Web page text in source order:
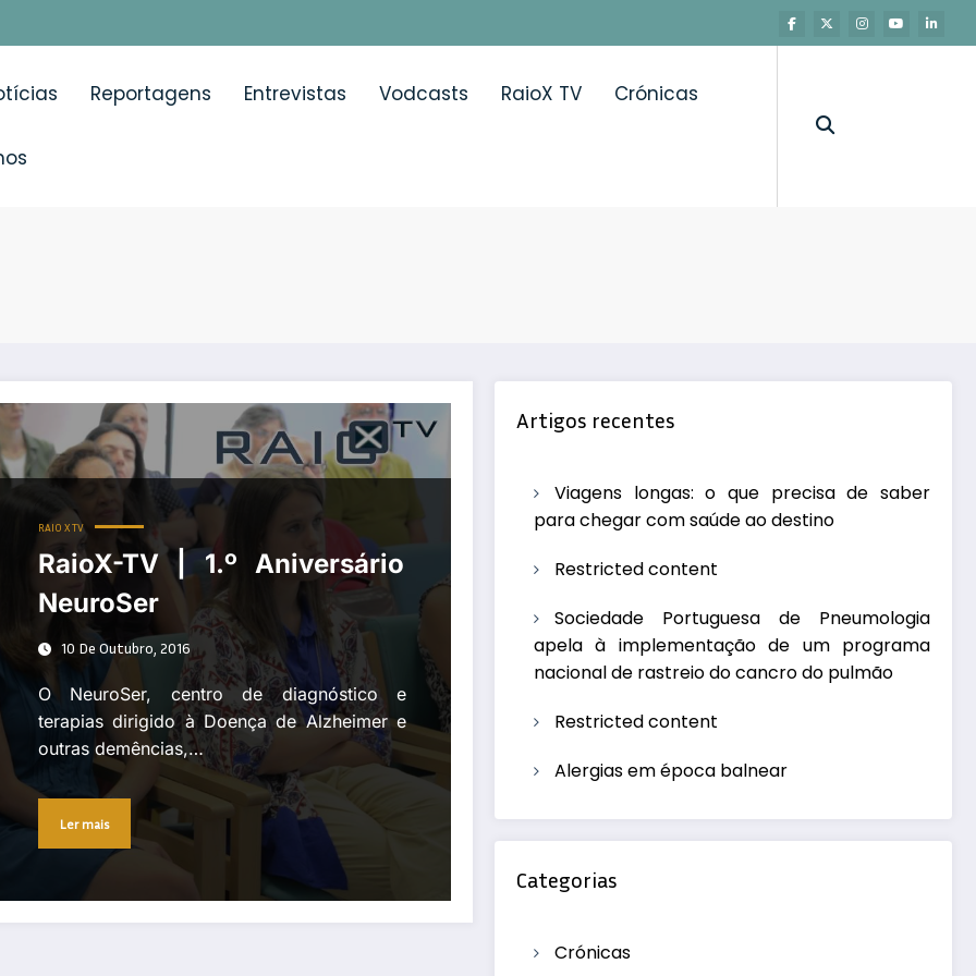
Reportagens Entrevistas Vodcasts RaioX TV Crónicas
RAIO X TV
RaioX-TV | 1.º Aniversário
NeuroSer
10 De Outubro, 2016
O NeuroSer, centro de diagnóstico e
terapias dirigido à Doença de Alzheimer e
outras demências,…
Ler mais
Artigos recentes
Viagens longas: o que precisa de saber
para chegar com saúde ao destino
Restricted content
Sociedade Portuguesa de Pneumologia
apela à implementação de um programa
nacional de rastreio do cancro do pulmão
Restricted content
Alergias em época balnear
Categorias
Crónicas